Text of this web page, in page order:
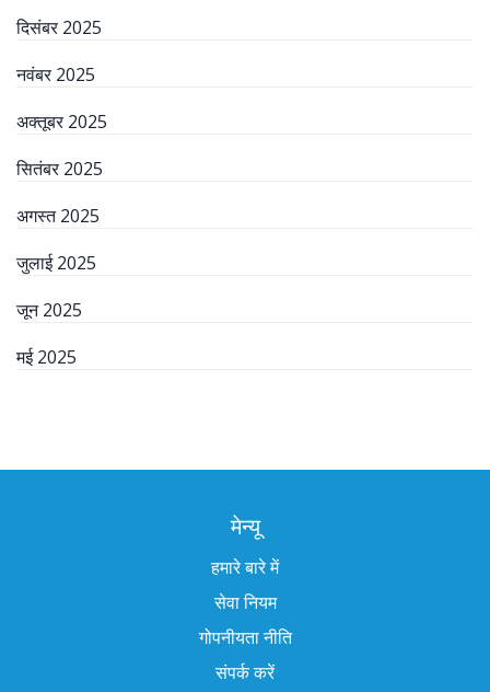
दिसंबर 2025
नवंबर 2025
अक्तूबर 2025
सितंबर 2025
अगस्त 2025
जुलाई 2025
जून 2025
मई 2025
मेन्यू
हमारे बारे में
सेवा नियम
गोपनीयता नीति
संपर्क करें